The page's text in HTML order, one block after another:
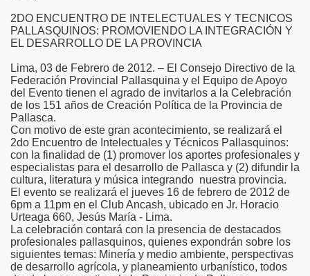
2DO ENCUENTRO DE INTELECTUALES Y TECNICOS
PALLASQUINOS: PROMOVIENDO LA INTEGRACIÓN Y
EL DESARROLLO DE LA PROVINCIA
Lima, 03 de Febrero de 2012. – El Consejo Directivo de la
Federación Provincial Pallasquina y el Equipo de Apoyo
del Evento tienen el agrado de invitarlos a la Celebración
de los 151 años de Creación Política de la Provincia de
Pallasca.
Con motivo de este gran acontecimiento, se realizará el
2do Encuentro de Intelectuales y Técnicos Pallasquinos:
con la finalidad de (1) promover los aportes profesionales y
especialistas para el desarrollo de Pallasca y (2) difundir la
cultura, literatura y música integrando nuestra provincia.
El evento se realizará el jueves 16 de febrero de 2012 de
6pm a 11pm en el Club Ancash, ubicado en Jr. Horacio
Urteaga 660, Jesús María - Lima.
La celebración contará con la presencia de destacados
profesionales pallasquinos, quienes expondrán sobre los
siguientes temas: Minería y medio ambiente, perspectivas
de desarrollo agrícola, y planeamiento urbanístico, todos
a Huallanca
Pallasca 1861-2012
la Region Ancash
creacion polìca de la provincia de Pallasca
Y NO DE SAN PEDRO